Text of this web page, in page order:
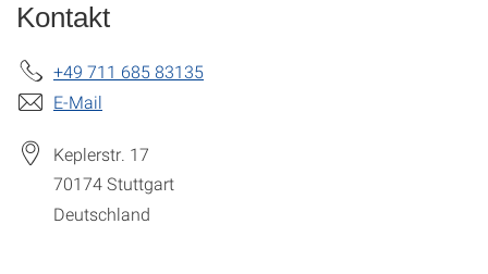
Kontakt
+49 711 685 83135
E-Mail
Keplerstr. 17
70174Stuttgart
Deutschland